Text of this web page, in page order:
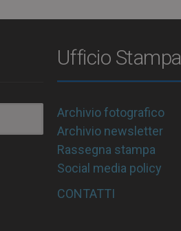
Ufficio Stampa
Archivio fotografico
Archivio newsletter
Rassegna stampa
Social media policy
CONTATTI